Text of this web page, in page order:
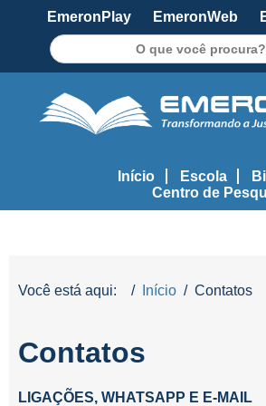
EmeronPlay EmeronWeb
Início Escola
Centro de
Você está aqui: Início Contatos
Contatos
LIGAÇÕES, WHATSAPP E E-MAIL